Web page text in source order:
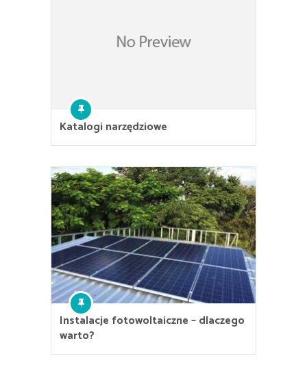
Katalogi narzędziowe
Instalacje fotowoltaiczne – dlaczego
warto?